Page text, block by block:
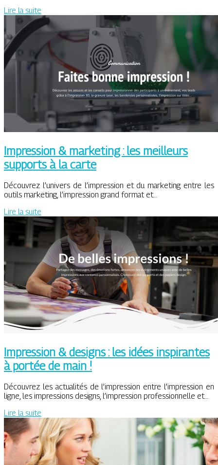
Lire la suite
Impression & marketing : les meilleurs
supports à la carte
Découvrez l’univers de l’impression et du marketing entre les
outils marketing, l’impression grand format et…
Lire la suite
Impression & designs : les idées inspirantes
à portée de main !
Découvrez les actualités de l’impression entre l’impression en
ligne, les impressions designs, l’impression professionnelle et…
Lire la suite